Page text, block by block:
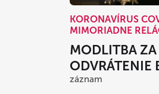
KORONAVÍRUS
MIMORIADNE
MODLITBA ZA
ODVRÁTENIE
záznam